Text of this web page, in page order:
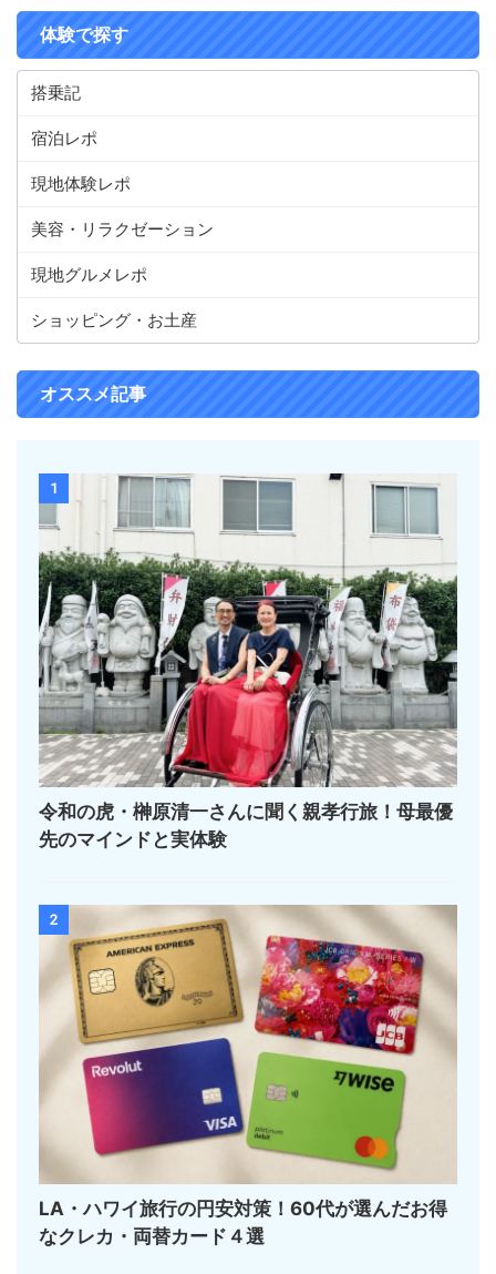
体験で探す
搭乗記
宿泊レポ
現地体験レポ
美容・リラクゼーション
現地グルメレポ
ショッピング・お土産
オススメ記事
1
令和の虎・榊󠄀原清一さんに聞く親孝行旅！母最優
先のマインドと実体験
2
LA・ハワイ旅行の円安対策！60代が選んだお得
なクレカ・両替カード４選